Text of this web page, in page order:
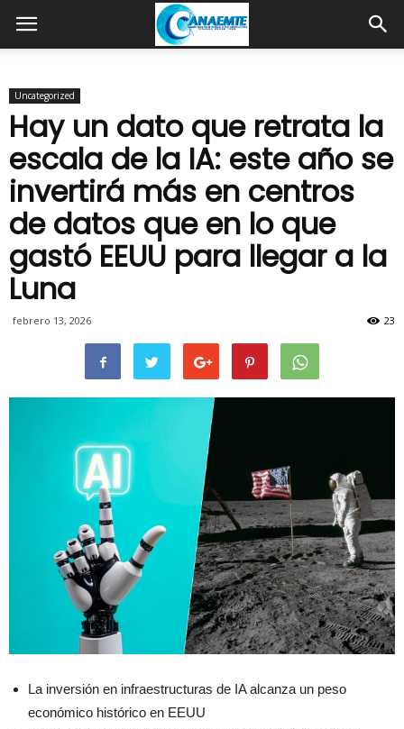
Uncategorized
Hay un dato que retrata la
escala de la IA: este año se
invertirá más en centros
de datos que en lo que
gastó EEUU para llegar a la
Luna
febrero 13, 2026 23
La inversión en infraestructuras de IA alcanza un peso
económico histórico en EEUU